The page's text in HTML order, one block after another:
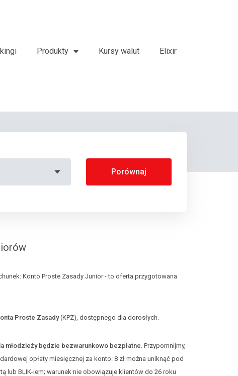
Produkty Kursy walut Elixir
Porównaj
Konto Proste Zasady Junior - to oferta przygotowana
Proste Zasady(KPZ), dostępnego dla dorosłych.
młodzieży będzie bezwarunkowo bezpłatne. Przypomnijmy,
opłaty miesięcznej za konto: 8 zł można uniknąć pod
lub BLIK-iem; warunek nie obowiązuje klientów do 26 roku